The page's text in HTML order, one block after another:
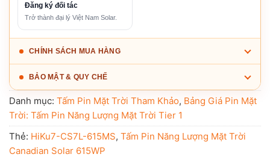
Đăng ký đối tác
Trở thành đại lý Việt Nam Solar.
CHÍNH SÁCH MUA HÀNG
BẢO MẬT & QUY CHẾ
Danh mục: Tấm Pin Mặt Trời Tham Khảo, Bảng Giá Pin Mặt
Trời: Tấm Pin Năng Lượng Mặt Trời Tier 1
Thẻ: HiKu7-CS7L-615MS, Tấm Pin Năng Lượng Mặt Trời
Canadian Solar 615WP